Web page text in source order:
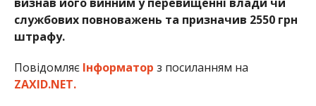
службових повноважень та призначив 2550 грн
штрафу.
Повідомляє Інформатор з посиланням на
ZAXID.NET.